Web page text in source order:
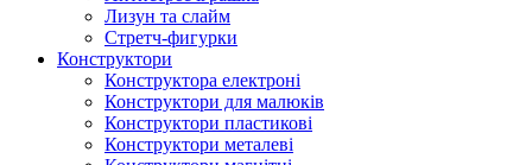
Лизун та слайм
Стретч-фигурки
Конструктори
Конструктора електроні
Конструктори для малюків
Конструктори пластикові
Конструктори металеві